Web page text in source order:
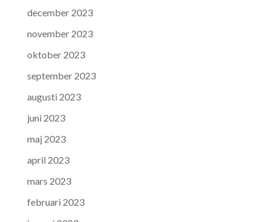
december 2023
november 2023
oktober 2023
september 2023
augusti 2023
juni 2023
maj 2023
april 2023
mars 2023
februari 2023